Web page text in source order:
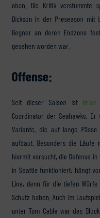
oben. Die Kritik verstummte
Dickson in der Preseason mit
Gegner an deren Endzone
gesehen worden war.
Offense:
Seit dieser Saison ist Brian
Coordinator der Seahawks.
Variante, die auf lange Pässe
aufbaut. Besonders die Läufe
hiermit versucht, die Defense in
in Seattle funktioniert, hängt
Line, denn für die tiefen
Schutz haben. Auch im
unter Tom Cable war das